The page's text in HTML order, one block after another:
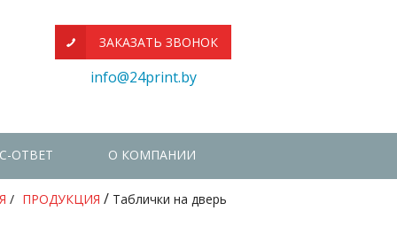
ЗАКАЗАТЬ ЗВОНОК
info@24print.by
ОТВЕТ О КОМПАНИИ
/ ПРОДУКЦИЯ / Таблички на дверь